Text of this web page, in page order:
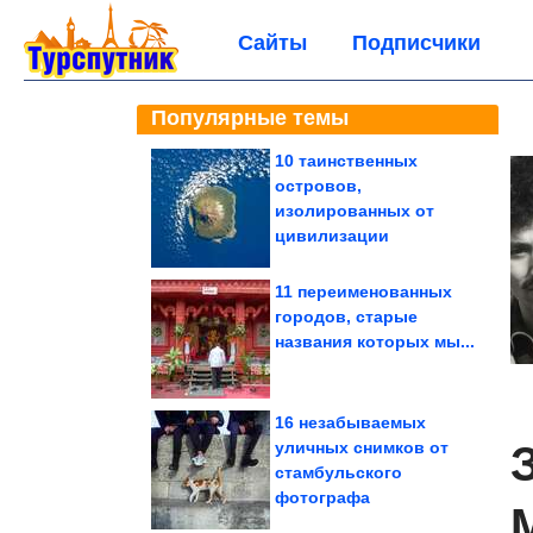
Сайты Подписчики
Популярные темы
10 таинственных
островов,
изолированных от
цивилизации
11 переименованных
городов, старые
названия которых мы...
16 незабываемых
уличных снимков от
стамбульского
фотографа